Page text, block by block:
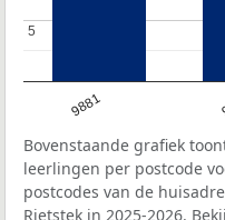
9881
5
5
Bovenstaande grafiek
leerlingen per postcode
postcodes van de
Rietstek in 2025-2026.